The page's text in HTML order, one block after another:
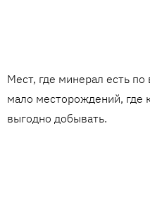
Мест, где минерал есть
мало месторождений, где
выгодно добывать.